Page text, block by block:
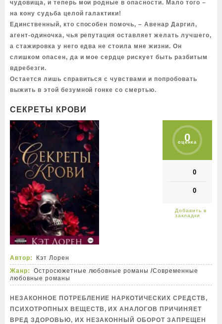
чудовища, и теперь мои родные в опасности. Мало того –
на кону судьба целой галактики!
Единственный, кто способен помочь, – Авенар Даргил,
агент-одиночка, чья репутация оставляет желать лучшего,
а стажировка у него едва не стоила мне жизни. Он
слишком опасен, да и мое сердце рискует быть разбитым
вдребезги.
Остается лишь справиться с чувствами и попробовать
выжить в этой безумной гонке со смертью.
СЕКРЕТЫ КРОВИ
0
оценка
0
0
Автор:
Кэт Лорен
Жанр:
Остросюжетные любовные романы /Современные
любовные романы
НЕЗАКОННОЕ ПОТРЕБЛЕНИЕ НАРКОТИЧЕСКИХ СРЕДСТВ,
ПСИХОТРОПНЫХ ВЕЩЕСТВ, ИХ АНАЛОГОВ ПРИЧИНЯЕТ
ВРЕД ЗДОРОВЬЮ, ИХ НЕЗАКОННЫЙ ОБОРОТ ЗАПРЕЩЕН